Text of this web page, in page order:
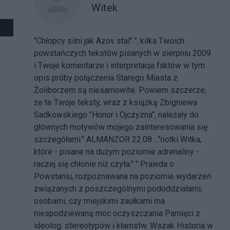
Witek
"Chłopcy silni jak Azov stal" "..kilka Twoich
powstańczych tekstów pisanych w sierpniu 2009
i Twoje komentarze i interpretacja faktów w tym
opis próby połączenia Starego Miasta z
Żoliborzem są niesamowite. Powiem szczerze,
że te Twoje teksty, wraz z książką Zbigniewa
Sadkowskiego "Honor i Ojczyzna", należały do
głównych motywów mojego zainteresowania się
szczegółami." ALMANZOR 22.08 ..."notki Witka,
które - pisane na dużym poziomie adrenaliny -
raczej się chłonie niż czyta." " Prawda o
Powstaniu, rozpoznawana na poziomie wydarzeń
związanych z poszczególnymi pododdziałami,
osobami, czy miejskimi zaułkami ma
niespodziewaną moc oczyszczania Pamięci z
ideolog. stereotypów i kłamstw. Wszak Historia w